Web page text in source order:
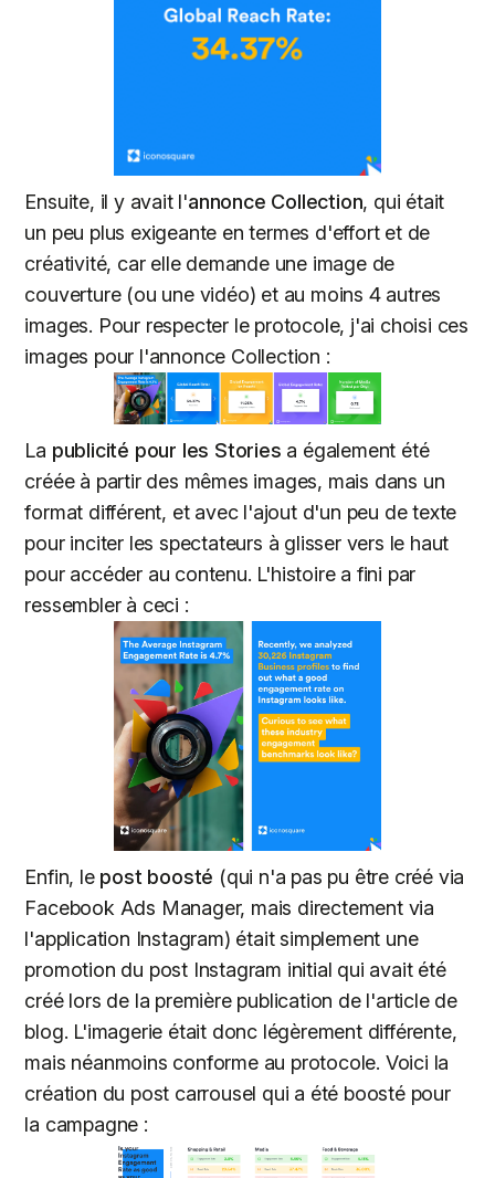
Ensuite, il y avait l'annonce Collection, qui était
un peu plus exigeante en termes d'effort et de
créativité, car elle demande une image de
couverture (ou une vidéo) et au moins 4 autres
images. Pour respecter le protocole, j'ai choisi ces
images pour l'annonce Collection :
La publicité pour les Stories a également été
créée à partir des mêmes images, mais dans un
format différent, et avec l'ajout d'un peu de texte
pour inciter les spectateurs à glisser vers le haut
pour accéder au contenu. L'histoire a fini par
ressembler à ceci :
Enfin, le post boosté (qui n'a pas pu être créé via
Facebook Ads Manager, mais directement via
l'application Instagram) était simplement une
promotion du post Instagram initial qui avait été
créé lors de la première publication de l'article de
blog. L'imagerie était donc légèrement différente,
mais néanmoins conforme au protocole. Voici la
création du post carrousel qui a été boosté pour
la campagne :